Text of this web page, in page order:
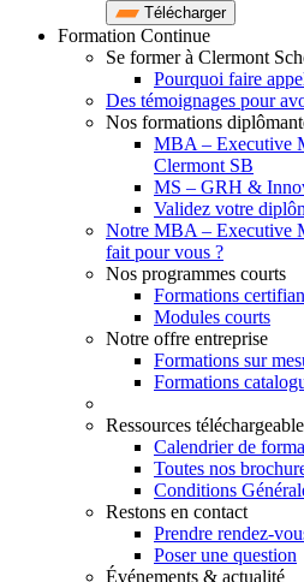
Télécharger
Formation Continue
Se former à Clermont
Pourquoi faire
Des témoignages pour
Nos formations
MBA – Executive
Clermont SB
MS – GRH &
Validez votre
Notre MBA – Executive
fait pour vous ?
Nos programmes courts
Formations
Modules courts
Notre offre entreprise
Formations sur
Formations
Ressources
Calendrier de
Toutes nos
Conditions
Restons en contact
Prendre rendez-
Poser une question
Événements & actualité